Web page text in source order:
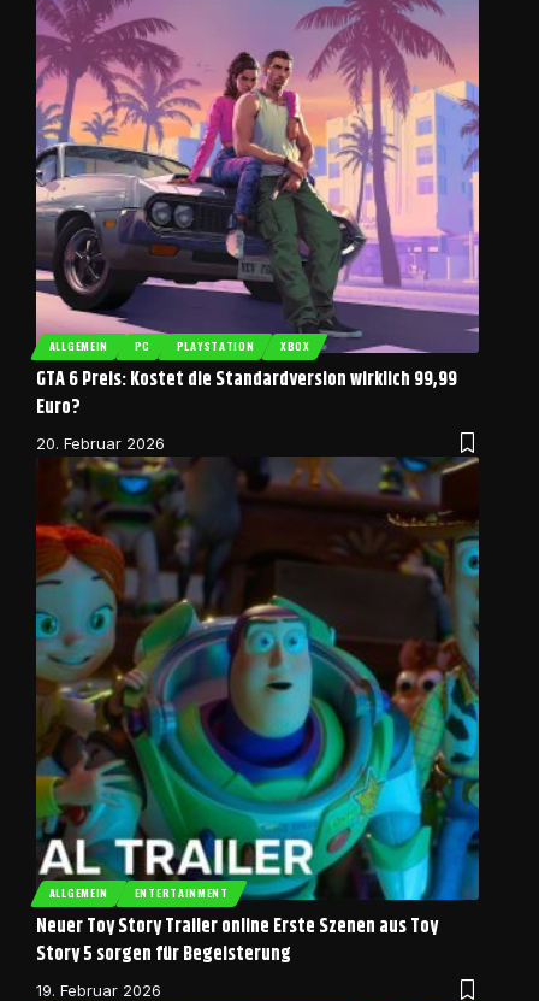
ALLGEMEIN PC PLAYSTATION XBOX
GTA 6 Preis: Kostet die Standardversion wirklich 99,99
Euro?
20. Februar 2026
ALLGEMEIN ENTERTAINMENT
Neuer Toy Story Trailer online Erste Szenen aus Toy
Story 5 sorgen für Begeisterung
19. Februar 2026